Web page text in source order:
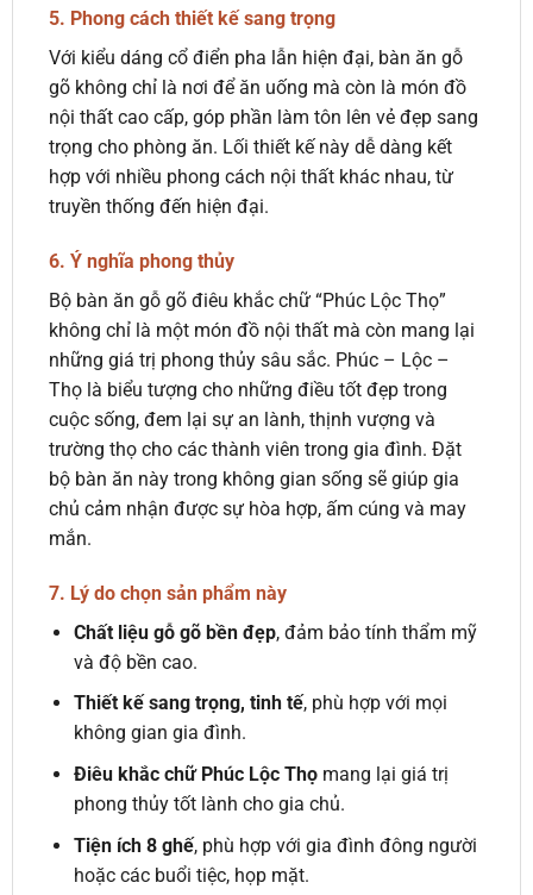
5. Phong cách thiết kế sang trọng
Với kiểu dáng cổ điển pha lẫn hiện đại, bàn ăn gỗ
gõ không chỉ là nơi để ăn uống mà còn là món đồ
nội thất cao cấp, góp phần làm tôn lên vẻ đẹp sang
trọng cho phòng ăn. Lối thiết kế này dễ dàng kết
hợp với nhiều phong cách nội thất khác nhau, từ
truyền thống đến hiện đại.
6. Ý nghĩa phong thủy
Bộ bàn ăn gỗ gõ điêu khắc chữ “Phúc Lộc Thọ”
không chỉ là một món đồ nội thất mà còn mang lại
những giá trị phong thủy sâu sắc. Phúc – Lộc –
Thọ là biểu tượng cho những điều tốt đẹp trong
cuộc sống, đem lại sự an lành, thịnh vượng và
trường thọ cho các thành viên trong gia đình. Đặt
bộ bàn ăn này trong không gian sống sẽ giúp gia
chủ cảm nhận được sự hòa hợp, ấm cúng và may
mắn.
7. Lý do chọn sản phẩm này
Chất liệu gỗ gõ bền đẹp, đảm bảo tính thẩm mỹ
và độ bền cao.
Thiết kế sang trọng, tinh tế, phù hợp với mọi
không gian gia đình.
Điêu khắc chữ Phúc Lộc Thọmang lại giá trị
phong thủy tốt lành cho gia chủ.
Tiện ích 8 ghế, phù hợp với gia đình đông người
hoặc các buổi tiệc, họp mặt.